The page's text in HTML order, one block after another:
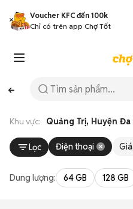
Voucher KFC đến 100k
Chỉ có trên app Chợ Tốt
Khu vực: Quảng Trị, Huyện
Lọc Điện thoại Giá
Dung lượng: 64 GB 128 GB